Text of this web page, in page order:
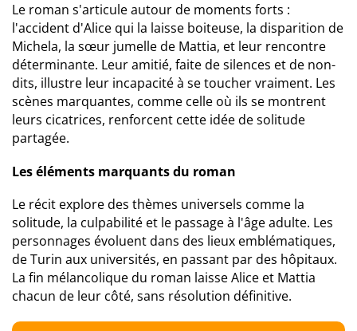
Le roman s'articule autour de moments forts :
l'accident d'Alice qui la laisse boiteuse, la disparition de
Michela, la sœur jumelle de Mattia, et leur rencontre
déterminante. Leur amitié, faite de silences et de non-
dits, illustre leur incapacité à se toucher vraiment. Les
scènes marquantes, comme celle où ils se montrent
leurs cicatrices, renforcent cette idée de solitude
partagée.
Les éléments marquants du roman
Le récit explore des thèmes universels comme la
solitude, la culpabilité et le passage à l'âge adulte. Les
personnages évoluent dans des lieux emblématiques,
de Turin aux universités, en passant par des hôpitaux.
La fin mélancolique du roman laisse Alice et Mattia
chacun de leur côté, sans résolution définitive.